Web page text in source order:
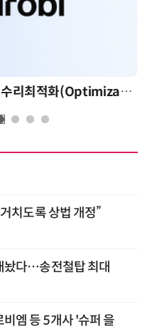
AI 시대의 의사결정을 바꾸는 수리최적화(Optimization): 실제 산업 적용 사례와 활용 전략
치도록 상법 개정”
놨다…송전철탑 최대
엠 등 5개사 '슈퍼 을